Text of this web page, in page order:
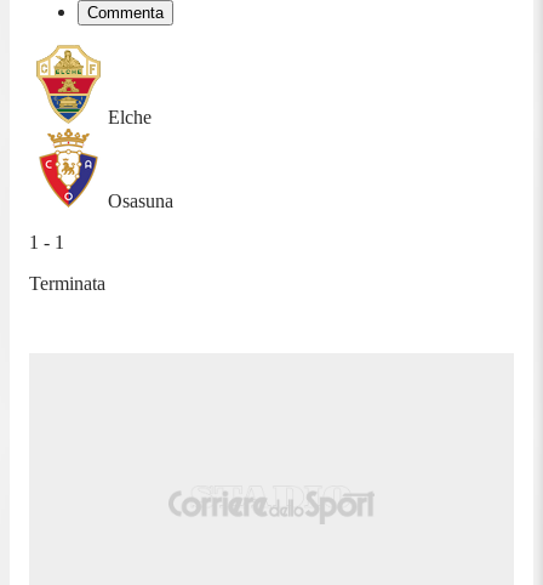
Commenta
Elche
Osasuna
1 - 1
Terminata